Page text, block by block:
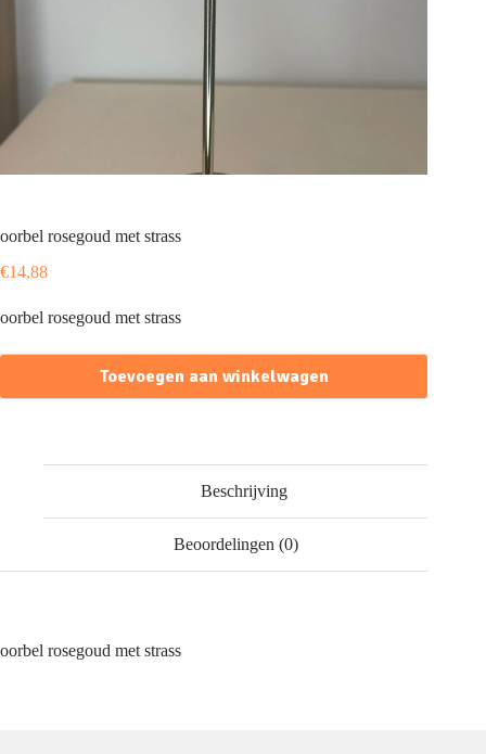
oorbel rosegoud met strass
€14,88
oorbel rosegoud met strass
Toevoegen aan winkelwagen
Beschrijving
Beoordelingen (0)
oorbel rosegoud met strass